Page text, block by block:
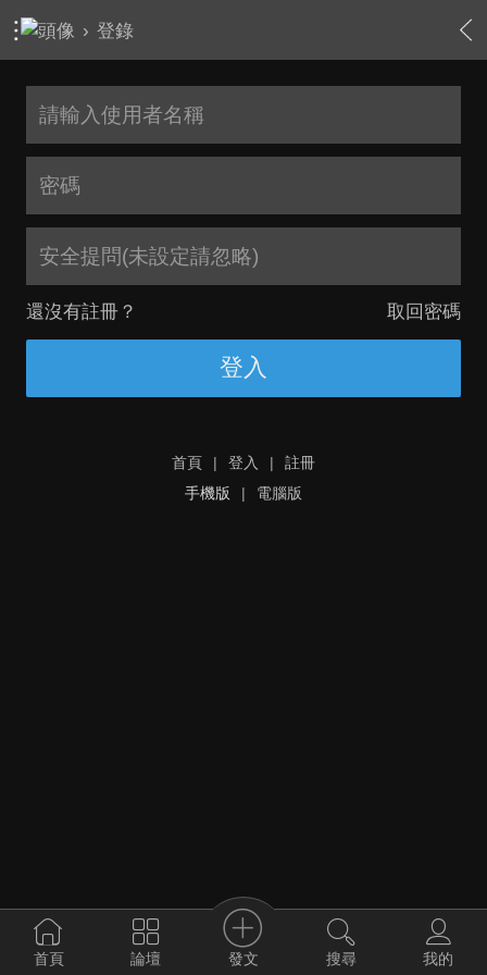
› 登錄
安全提問(未設定請忽略)
還沒有註冊？ 取回密碼
登入
首頁 | 登入 |
註冊
手機版
| 電腦版
首頁 論壇 發文 搜尋 我的